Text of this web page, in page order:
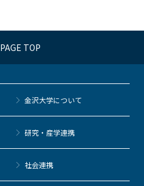
PAGE TOP
金沢大学について
研究・産学連携
社会連携